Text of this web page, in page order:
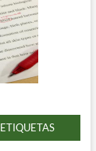
ETIQUETAS